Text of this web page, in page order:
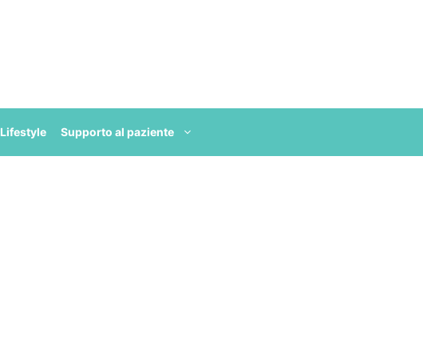
Lifestyle Supporto al paziente